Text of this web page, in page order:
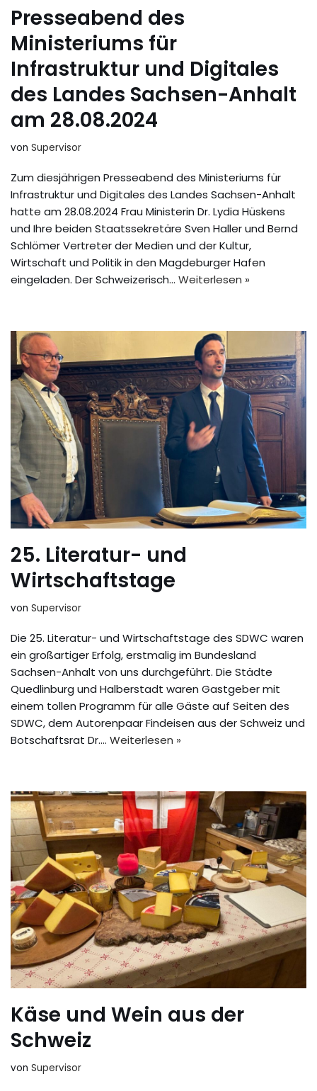
Presseabend des
Ministeriums für
Infrastruktur und Digitales
des Landes Sachsen-Anhalt
am 28.08.2024
von Supervisor
Zum diesjährigen Presseabend des Ministeriums für
Infrastruktur und Digitales des Landes Sachsen-Anhalt
hatte am 28.08.2024 Frau Ministerin Dr. Lydia Hüskens
und Ihre beiden Staatssekretäre Sven Haller und Bernd
Schlömer Vertreter der Medien und der Kultur,
Wirtschaft und Politik in den Magdeburger Hafen
eingeladen. Der Schweizerisch… Weiterlesen »
25. Literatur- und
Wirtschaftstage
von Supervisor
Die 25. Literatur- und Wirtschaftstage des SDWC waren
ein großartiger Erfolg, erstmalig im Bundesland
Sachsen-Anhalt von uns durchgeführt. Die Städte
Quedlinburg und Halberstadt waren Gastgeber mit
einem tollen Programm für alle Gäste auf Seiten des
SDWC, dem Autorenpaar Findeisen aus der Schweiz und
Botschaftsrat Dr.… Weiterlesen »
Käse und Wein aus der
Schweiz
von Supervisor